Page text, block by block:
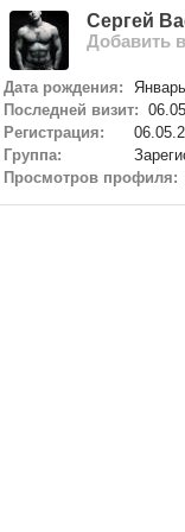
Сергей
Добавить
Дата рождения:
Последней визит:
Регистрация:
Группа:
Просмотров профиля: